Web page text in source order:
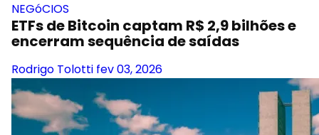
NEGóCIOS
ETFs de Bitcoin captam R$ 2,9 bilhões e
encerram sequência de saídas
Rodrigo Tolotti fev 03, 2026